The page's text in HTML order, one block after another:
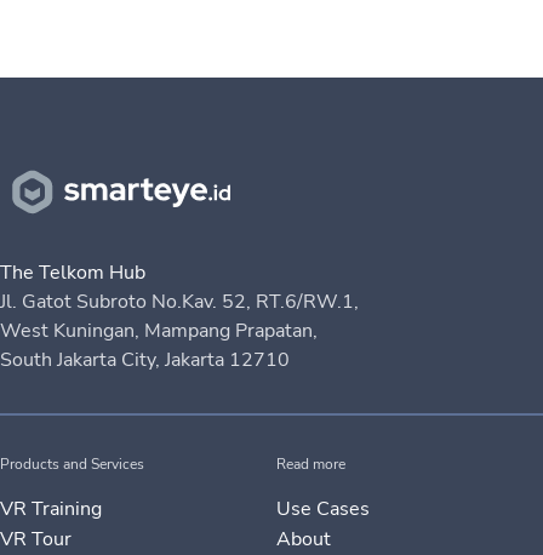
The Telkom Hub
Jl. Gatot Subroto No.Kav. 52, RT.6/RW.1,
West Kuningan, Mampang Prapatan,
South Jakarta City, Jakarta 12710
Products and Services
VR Training
VR Tour
Read more
Use Cases
About